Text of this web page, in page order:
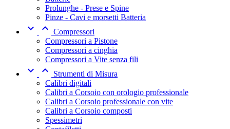
Prolunghe - Prese e Spine
Pinze - Cavi e morsetti Batteria
  Compressori
Compressori a Pistone
Compressori a cinghia
Compressori a Vite senza fili
 
Strumenti di Misura
Calibri digitali
Calibri a Corsoio con orologio professionale
Calibri a Corsoio professionale con vite
Calibri a Corsoio composti
Spessimetri